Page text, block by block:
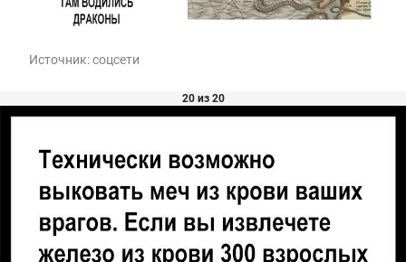
Источник:соцсети
20 из 20